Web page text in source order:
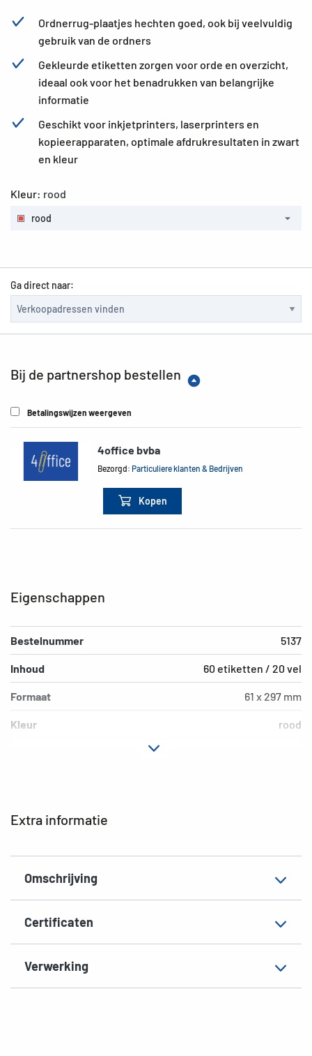
Ordnerrug-plaatjes hechten goed, ook bij veelvuldig
gebruik van de ordners
Gekleurde etiketten zorgen voor orde en overzicht,
ideaal ook voor het benadrukken van belangrijke
informatie
Geschikt voor inkjetprinters, laserprinters en
kopieerapparaten, optimale afdrukresultaten in zwart
en kleur
Kleur: rood
rood
Ga direct naar:
Bij de partnershop bestellen
Betalingswijzen weergeven
4office bvba
Bezorgd:Particuliere klanten & Bedrijven
Kopen
Extra informatie
Omschrijving
Certificaten
Verwerking
Eigenschappen
Bestelnummer 5137
Inhoud 60 etiketten / 20 vel
Formaat 61 x 297 mm
Kleur rood